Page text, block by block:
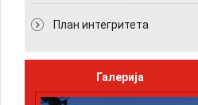
План интегритета
Галерија